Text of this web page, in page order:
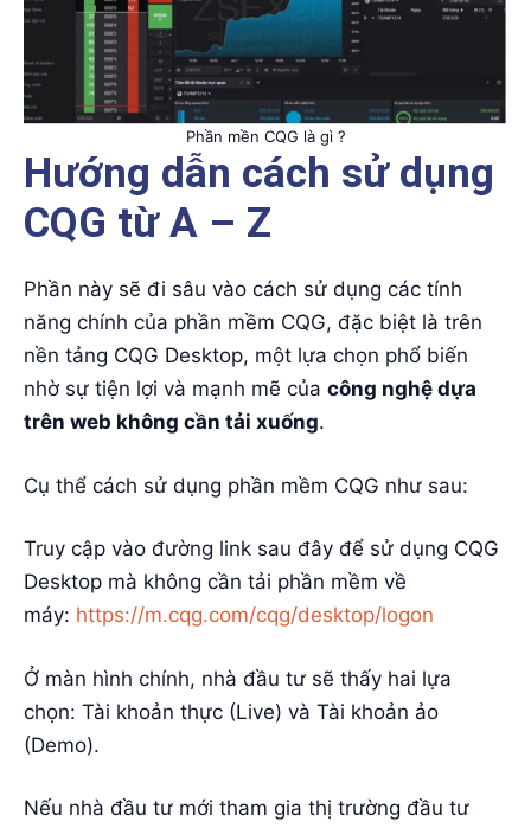
Phần mền CQG là gì ?
Hướng dẫn cách sử dụng
CQG từ A – Z
Phần này sẽ đi sâu vào cách sử dụng các tính
năng chính của phần mềm CQG, đặc biệt là trên
nền tảng CQG Desktop, một lựa chọn phổ biến
nhờ sự tiện lợi và mạnh mẽ của công nghệ dựa
trên web không cần tải xuống.
Cụ thể cách sử dụng phần mềm CQG như sau:
Truy cập vào đường link sau đây để sử dụng CQG
Desktop mà không cần tải phần mềm về
máy: https://m.cqg.com/cqg/desktop/logon
Ở màn hình chính, nhà đầu tư sẽ thấy hai lựa
chọn: Tài khoản thực (Live) và Tài khoản ảo
(Demo).
Nếu nhà đầu tư mới tham gia thị trường đầu tư